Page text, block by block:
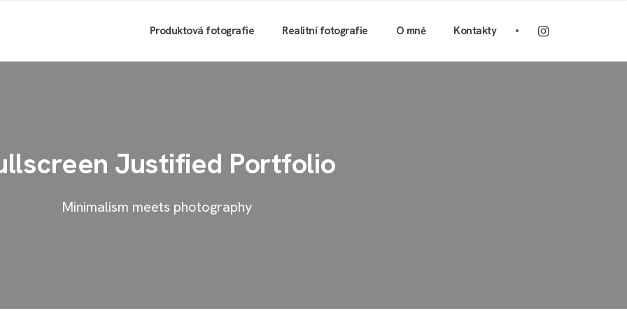
Produktová fotografie Realitní fotografie O mně Kontakty
Justified Portfolio
Minimalism meets photography